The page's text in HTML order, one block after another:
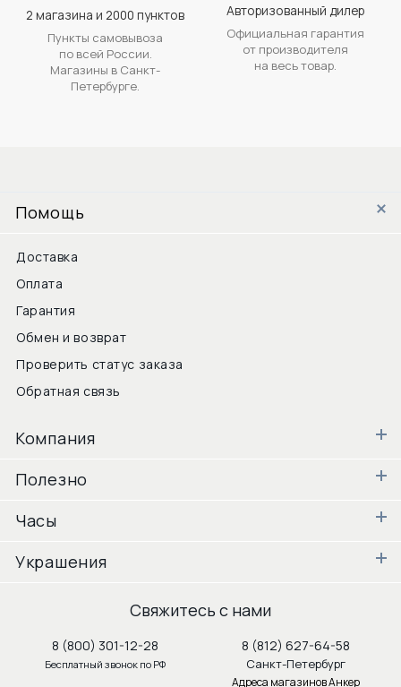
2 магазина и 2000 пунктов
Пункты самовывоза
по всей России.
Магазины в Санкт-
Петербурге.
Авторизованный дилер
Официальная гарантия
от производителя
на весь товар.
Помощь
Доставка
Оплата
Гарантия
Обмен и возврат
Проверить статус заказа
Обратная связь
Компания
Полезно
Часы
Украшения
Свяжитесь с нами
8 (800) 301-12-28
Бесплатный звонок по РФ
8 (812) 627-64-58
Санкт-Петербург
Адреса магазинов Анкер